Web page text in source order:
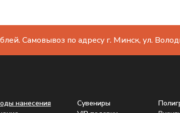
Самовывоз по адресу г. Минск, ул.
нанесения
Сувениры